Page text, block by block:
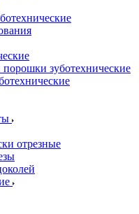
зуботехнические
отрезные